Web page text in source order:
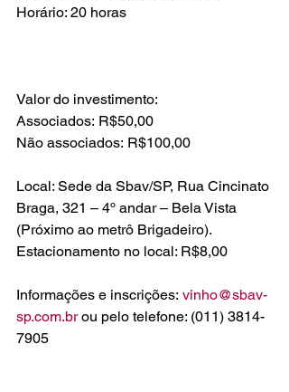
Valor do investimento:
Associados: R$50,00
Não associados: R$100,00
Local: Sede da Sbav/SP, Rua Cincinato
Braga, 321 – 4º andar – Bela Vista
(Próximo ao metrô Brigadeiro).
Estacionamento no local: R$8,00
Informações e inscrições: vinho@sbav-
sp.com.br ou pelo telefone: (011) 3814-
7905